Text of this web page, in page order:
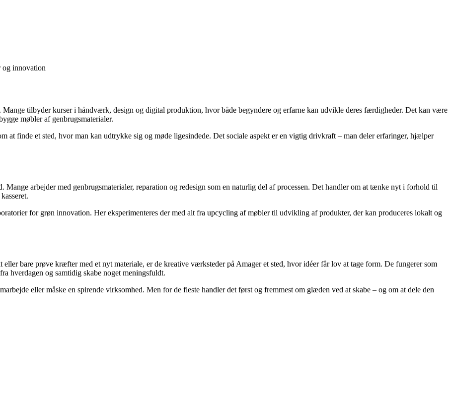
og innovation
tilbyder kurser i håndværk, design og digital produktion, hvor både begyndere og erfarne kan udvikle deres færdigheder. Det kan være
møbler af genbrugsmaterialer.
at finde et sted, hvor man kan udtrykke sig og møde ligesindede. Det sociale aspekt er en vigtig drivkraft – man deler erfaringer, hjælper
arbejder med genbrugsmaterialer, reparation og redesign som en naturlig del af processen. Det handler om at tænke nyt i forhold til
for grøn innovation. Her eksperimenteres der med alt fra upcycling af møbler til udvikling af produkter, der kan produceres lokalt og
bare prøve kræfter med et nyt materiale, er de kreative værksteder på Amager et sted, hvor idéer får lov at tage form. De fungerer som
hverdagen og samtidig skabe noget meningsfuldt.
eller måske en spirende virksomhed. Men for de fleste handler det først og fremmest om glæden ved at skabe – og om at dele den